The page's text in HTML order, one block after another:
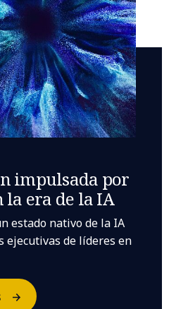
impulsada por
la era de la IA
estado nativo de la IA
ejecutivas de líderes en